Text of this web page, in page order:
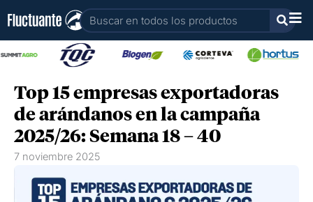
contenido
Buscar
Top 15 empresas exportadoras
de arándanos en la campaña
2025/26: Semana 18 – 40
7 noviembre 2025